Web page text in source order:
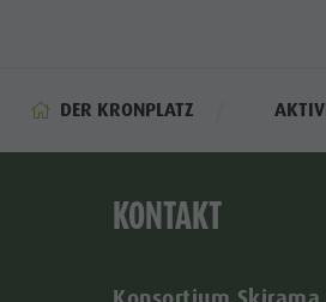
DER KRONPLATZ
KONTAKT